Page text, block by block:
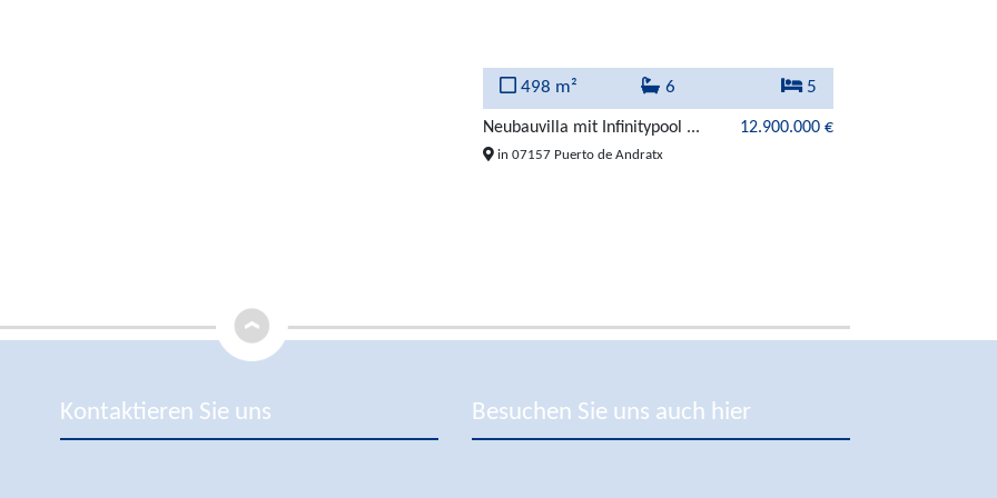
498 m² 6 5
Neubauvilla mit Infinitypool ... 12.900.000 €
in 07157 Puerto de Andratx
Kontaktieren Sie uns Besuchen Sie uns auch hier